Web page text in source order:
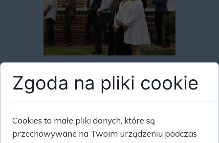
Zgoda na pliki cookie
Cookies to małe pliki danych, które są
przechowywane na Twoim urządzeniu podczas